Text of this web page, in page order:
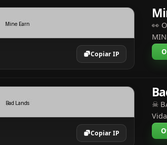
Copiar IP
👀
Um
Copiar IP
☠